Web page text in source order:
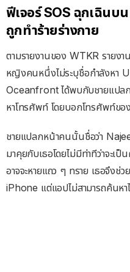
ฟีเจอร์​ SOS ฉุกเฉิน
ถูกทำร้ายร่างกาย
ตามรายงานของ WTKR รายง
หญิงคนหนึ่งไม่ระบุชื่อกำลังหา
Oceanfront ได้พบกับชายแปลก
หาโทรศัพท์ โดยบอกโทรศัพท์ของ
ชายแปลกหน้าคนนั้นชื่อว่า
มาคุยกับเธอโดยไม่มีท่าทีว่าจะเป็
อาจจะหายแถว ๆ ทราย เธอจึงช่
iPhone แต่แอปไม่สามารถค้นหา